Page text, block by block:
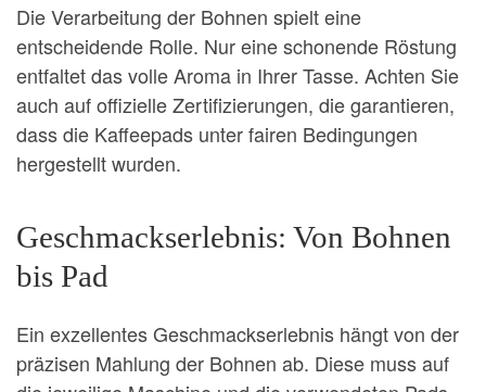
Die Verarbeitung der Bohnen spielt eine
entscheidende Rolle. Nur eine schonende Röstung
entfaltet das volle Aroma in Ihrer Tasse. Achten Sie
auch auf offizielle Zertifizierungen, die garantieren,
dass die Kaffeepads unter fairen Bedingungen
hergestellt wurden.
Geschmackserlebnis: Von Bohnen
bis Pad
Ein exzellentes Geschmackserlebnis hängt von der
präzisen Mahlung der Bohnen ab. Diese muss auf